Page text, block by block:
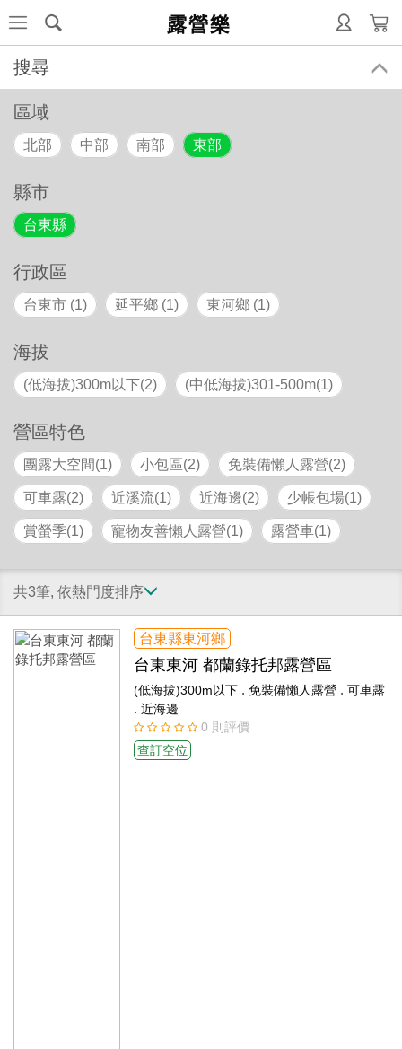
露營樂
搜尋
區域
北部 中部 南部 東部
縣市
台東縣
行政區
台東市 (1) 延平鄉 (1) 東河鄉 (1)
海拔
(低海拔)300m以下(2) (中低海拔)301-500m(1)
營區特色
團露大空間(1) 小包區(2) 免裝備懶人露營(2)
可車露(2) 近溪流(1) 近海邊(2) 少帳包場(1)
賞螢季(1) 寵物友善懶人露營(1) 露營車(1)
共3筆, 依熱門度排序
台東縣東河鄉
台東東河 都蘭錄托邦露營區
(低海拔)300m以下 .免裝備懶人露營 .可車露
.近海邊
0 則評價
查訂空位